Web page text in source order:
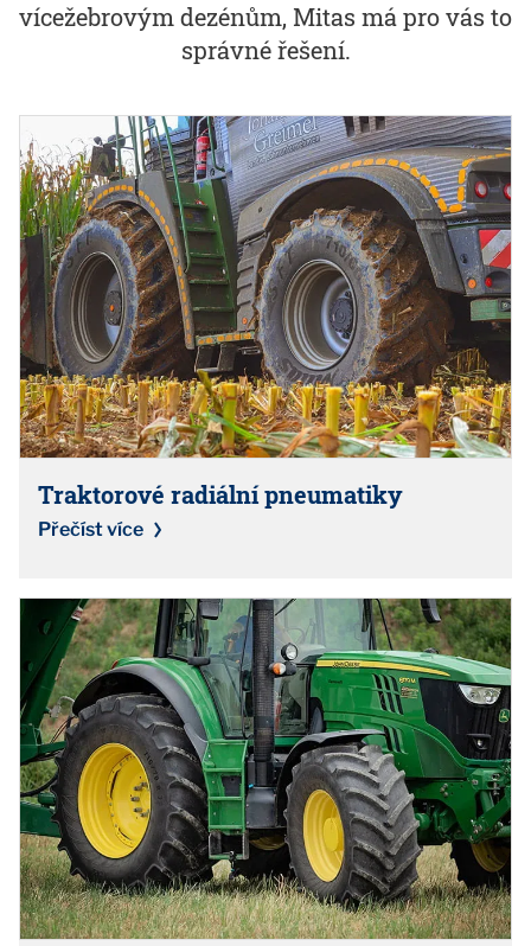
vícežebrovým dezénům, Mitas má pro vás to
správné řešení.
Traktorové radiální pneumatiky
Přečíst více